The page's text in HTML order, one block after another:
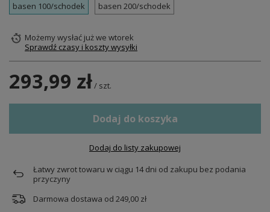
basen 100/schodek basen 200/schodek
Możemy wysłać jużwe wtorek
Sprawdź czasy i koszty wysyłki
293,99 zł/ szt.
Dodaj do koszyka
Dodaj do listy zakupowej
Łatwy zwrot towaru w ciągu 14dni od zakupu bez podania
przyczyny
Darmowa dostawa od 249,00 zł